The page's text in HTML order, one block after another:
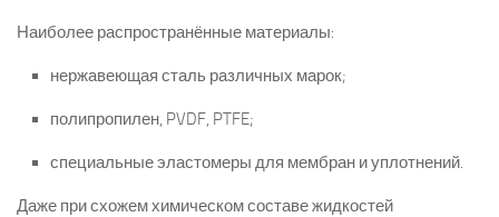
Наиболее распространённые материалы:
нержавеющая сталь различных марок;
полипропилен, PVDF, PTFE;
специальные эластомеры для мембран и уплотнений.
Даже при схожем химическом составе жидкостей